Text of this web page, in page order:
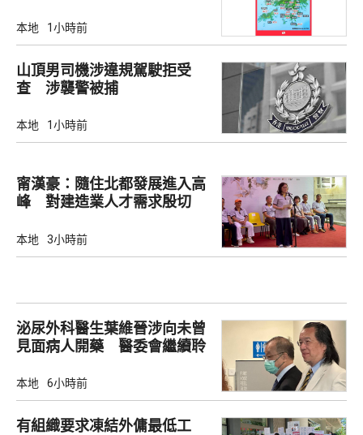
本地 1小時前
山頂男司機涉違規駕駛拒受
查 涉襲警被捕
本地 1小時前
甯漢豪：隨住北都發展進入高
峰 對建造業人才需求殷切
本地 3小時前
泌尿外科醫生葉維晉涉向未曾
見面病人開藥 醫委會繼續聆
本地 6小時前
有組織要求凍結外傭最低工